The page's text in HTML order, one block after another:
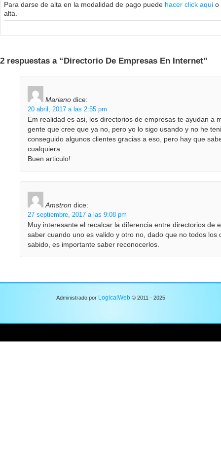
Para darse de alta en la modalidad de pago puede hacer click aqui o
alta.
2 respuestas a “Directorio De Empresas En Internet”
Mariano dice:
20 abril, 2017 a las 2:55 pm
Em realidad es asi, los directorios de empresas te ayudan a
gente que cree que ya no, pero yo lo sigo usando y no he
conseguido algunos clientes gracias a eso, pero hay que
cualquiera.
Buen articulo!
Amstron dice:
27 septiembre, 2017 a las 9:08 pm
Muy interesante el recalcar la diferencia entre directorios de
saber cuando uno es valido y otro no, dado que no todos
sabido, es importante saber reconocerlos.
Administrado por LogicalWeb© 2011 - 2025